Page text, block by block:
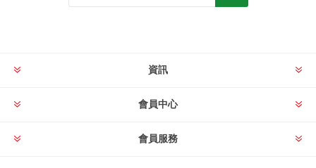
資訊
會員中心
會員服務